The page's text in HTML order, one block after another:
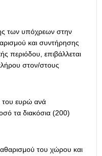
των υπόχρεων στην
και συντήρησης
περιόδου, επιβάλλεται
στον/στους
του ευρώ ανά
τα διακόσια (200)
του χώρου και